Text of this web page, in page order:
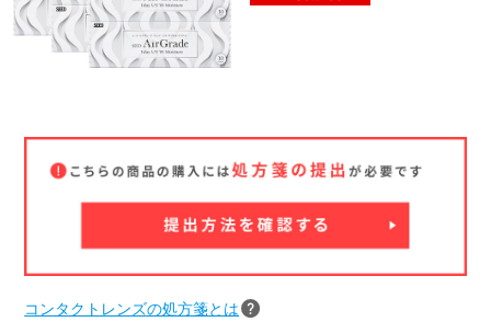
コンタクトレンズの処方箋とは